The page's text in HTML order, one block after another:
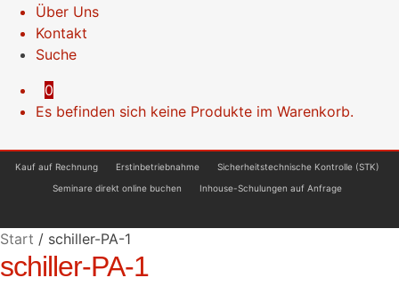
Über Uns
Kontakt
Suche
0
Es befinden sich keine Produkte im Warenkorb.
Kauf auf Rechnung Erstinbetriebnahme
Sicherheitstechnische Kontrolle (STK)
Seminare direkt online buchen
Inhouse-Schulungen auf Anfrage
Start / schiller-PA-1
schiller-PA-1